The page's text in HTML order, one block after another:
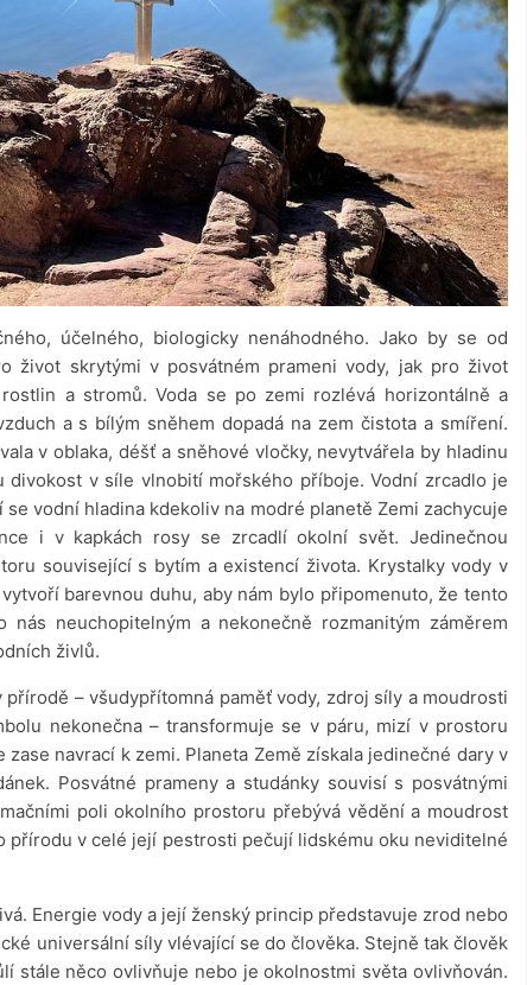
účelného, biologicky nenáhodného. Jako by se od
život skrytými v posvátném prameni vody, jak pro život
a stromů. Voda se po zemi rozlévá horizontálně a
a s bílým sněhem dopadá na zem čistota a smíření.
v oblaka, déšť a sněhové vločky, nevytvářela by hladinu
v síle vlnobití mořského příboje. Vodní zrcadlo je
vodní hladina kdekoliv na modré planetě Zemi zachycuje
i v kapkách rosy se zrcadlí okolní svět. Jedinečnou
související s bytím a existencí života. Krystalky vody v
barevnou duhu, aby nám bylo připomenuto, že tento
neuchopitelným a nekonečně rozmanitým záměrem
živlů.
– všudypřítomná paměť vody, zdroj síly a moudrosti
nekonečna – transformuje se v páru, mizí v prostoru
navrací k zemi. Planeta Země získala jedinečné dary v
Posvátné prameny a studánky souvisí s posvátnými
poli okolního prostoru přebývá vědění a moudrost
přírodu v celé její pestrosti pečují lidskému oku neviditelné
Energie vody a její ženský princip představuje zrod nebo
universální síly vlévající se do člověka. Stejně tak člověk
stále něco ovlivňuje nebo je okolnostmi světa ovlivňován.